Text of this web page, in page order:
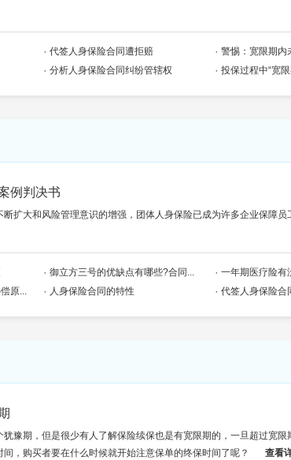
代签人身保险合同遭拒赔
警惕：宽限期
分析人身保险合同纠纷管辖权 投保过程中“宽
例判决书
扩大和风险管理意识的增强，团体人身保险已成为许多企业保障
御立方三号的优缺点有哪些?合同...
一年期医疗险有
原...
人身保险合同的特性 代签人身保险合
豫期，但是很少有人了解保险续保也是有宽限期的，一旦超过宽
，购买者要在什么时候就开始注意保单的终保时间了呢？
查看